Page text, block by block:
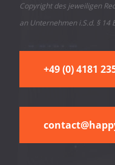
Copyright des jeweiligen
an Unternehmen i.S.d. § 14
+49 (0) 4181